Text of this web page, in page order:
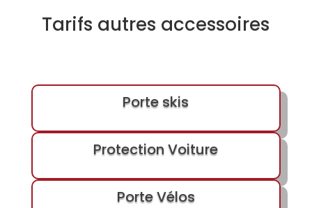
Tarifs autres accessoires
Porte skis
Protection Voiture
Porte Vélos